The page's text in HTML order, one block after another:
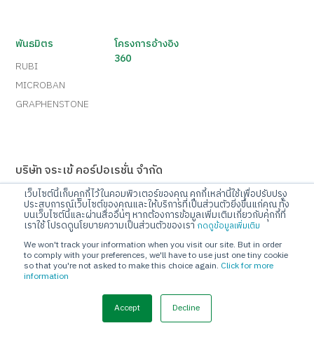
เว็บไซต์นี้เก็บคุกกี้ไว้ในคอมพิวเตอร์ของคุณ คุกกี้เหล่านี้ใช้เพื่อปรับปรุง
ประสบการณ์เว็บไซต์ของคุณและให้บริการที่เป็นส่วนตัวยิ่งขึ้นแก่คุณ ทั้ง
บนเว็บไซต์นี้และผ่านสื่ออื่นๆ หากต้องการข้อมูลเพิ่มเติมเกี่ยวกับคุกกี้ที่
เราใช้ โปรดดูนโยบายความเป็นส่วนตัวของเรากดดูข้อมูลเพิ่มเติม
We won't track your information when you visit our site. But in order
to comply with your preferences, we'll have to use just one tiny cookie
so that you're not asked to make this choice again. Click for more
information
Accept Decline
พันธมิตร
RUBI
MICROBAN
GRAPHENSTONE
โครงการอ้างอิง
360
บริษัท จระเข้ คอร์ปอเรชั่น จำกัด
เลขที่ 10 ถนนกรุงเทพกรีฑา แขวงทับช้าง เขตสะพานสูง
กรุงเทพมหานคร 10250
Call Center
โทร 02-720-1112
E-mail